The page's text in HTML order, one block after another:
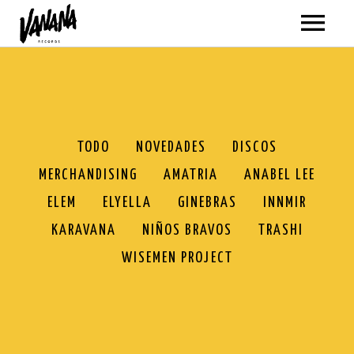
VER TODO
AMATRIA
BLACKPANDA
VÍDEOS
TODOS
AMATRIA
ANABEL LEE
SOBRE NOSOTROS
TIENDA
TODO NOVEDADES
DISCOS
MERCHANDISING
AMATRIA
ANABEL LEE
ELEM
ELYELLA GINEBRAS
INNMIR
KARAVANA
NIÑOS BRAVOS
TRASHI
WISEMEN PROJECT